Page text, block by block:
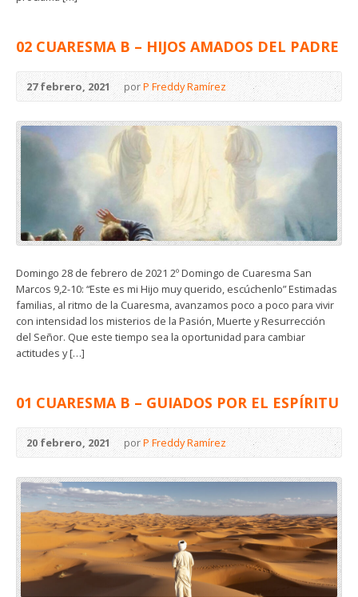
02 CUARESMA B – HIJOS AMADOS DEL PADRE
27 febrero, 2021 porP Freddy Ramírez
Domingo 28 de febrero de 2021 2º Domingo de Cuaresma San
Marcos 9,2-10: “Este es mi Hijo muy querido, escúchenlo” Estimadas
familias, al ritmo de la Cuaresma, avanzamos poco a poco para vivir
con intensidad los misterios de la Pasión, Muerte y Resurrección
del Señor. Que este tiempo sea la oportunidad para cambiar
actitudes y […]
01 CUARESMA B – GUIADOS POR EL ESPÍRITU
20 febrero, 2021 porP Freddy Ramírez